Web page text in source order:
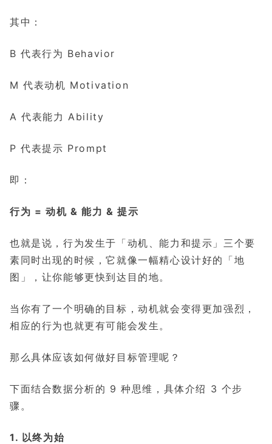
其中：
B 代表行为 Behavior
M 代表动机 Motivation
A 代表能力 Ability
P 代表提示 Prompt
即：
行为 = 动机 & 能力 & 提示
也就是说，行为发生于「动机、能力和提示」三个要
素同时出现的时候，它就像一幅精心设计好的「地
图」，让你能够更快到达目的地。
当你有了一个明确的目标，动机就会变得更加强烈，
相应的行为也就更有可能会发生。
那么具体应该如何做好目标管理呢？
下面结合数据分析的 9 种思维，具体介绍 3 个步
骤。
1. 以终为始